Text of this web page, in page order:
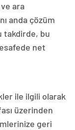
ara
anda çözüm
takdirde, bu
net
ile ilgili olarak
üzerinden
geri